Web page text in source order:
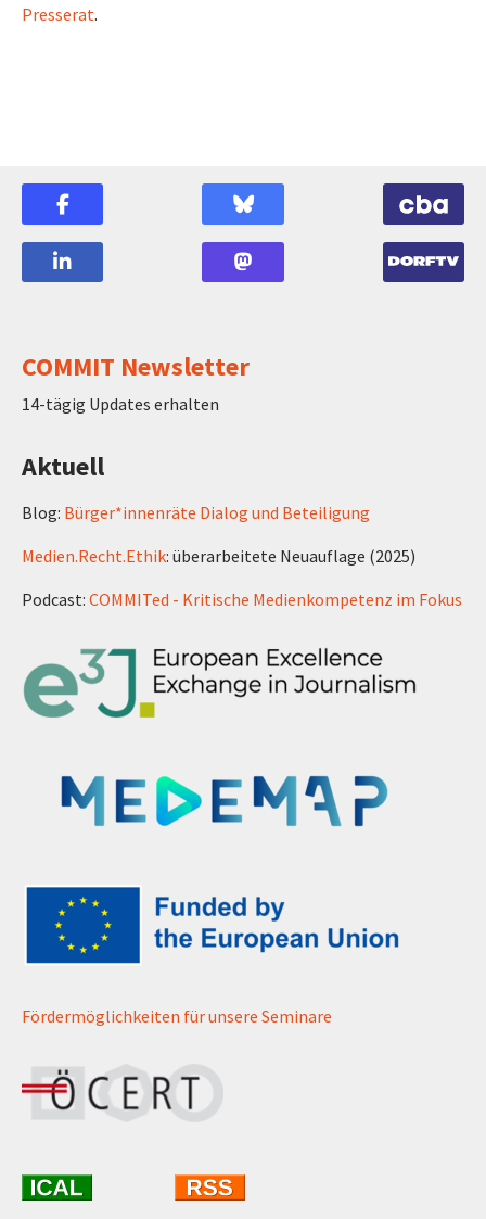
Presserat.
COMMIT Newsletter
14-tägig Updates erhalten
Aktuell
Blog: Bürger*innenräte Dialog und Beteiligung
Medien.Recht.Ethik: überarbeitete Neuauflage (2025)
Podcast: COMMITed - Kritische Medienkompetenz im Fokus
Fördermöglichkeiten für unsere Seminare